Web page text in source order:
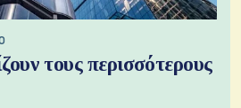
τους περισσότερους